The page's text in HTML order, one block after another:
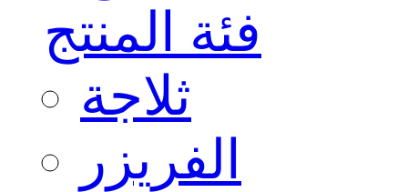
فئة المنتج
ثلاجة
الفريزر